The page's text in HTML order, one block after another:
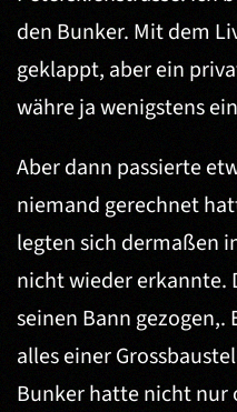
den Bunker. Mit dem
geklappt, aber ein
währe ja wenigstens
Aber dann passierte
niemand gerechnet
legten sich dermaßen
nicht wieder erkannte.
seinen Bann gezogen,.
alles einer
Bunker hatte nicht nur